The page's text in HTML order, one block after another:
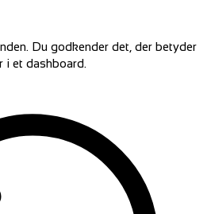
Du godkender det, der betyder
i et dashboard.